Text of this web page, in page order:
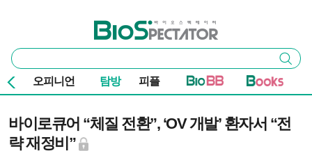
바이오스펙테이터
통
합
검
색
검색
오피니언 탐방 피플
바이로큐어 “체질 전환”, ‘OV 개발’ 환자서 “전
략 재정비”